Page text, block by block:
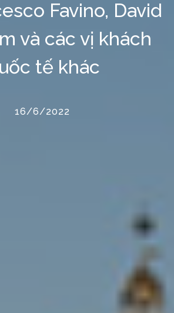
Favino, David
và các vị khách
tế khác
16/6/2022